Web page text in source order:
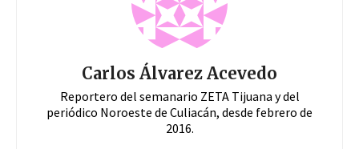
Carlos Álvarez Acevedo
Reportero del semanario ZETA Tijuana y del
periódico Noroeste de Culiacán, desde febrero de
2016.